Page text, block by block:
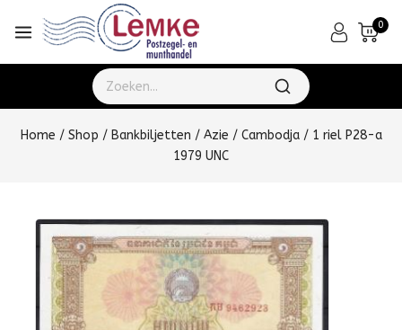
0
Home / Shop / Bankbiljetten / Azie / Cambodja / 1 riel P28-a
1979 UNC